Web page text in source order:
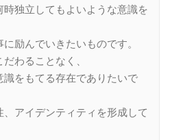
独立してもよいような意識を
励んでいきたいものです。
わることなく、
をもてる存在でありたいで
アイデンティティを形成して